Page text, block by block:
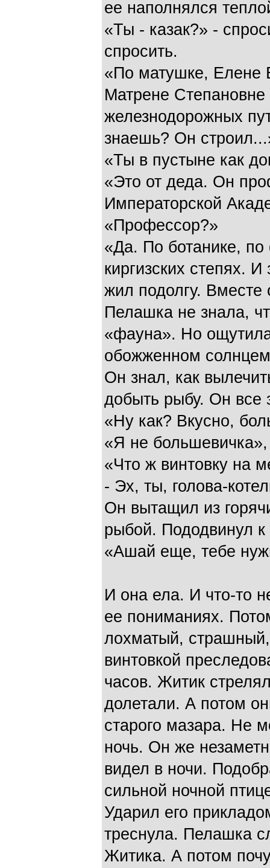
ее наполнялся
«Ты - казак?» -
спросить.
«По матушке, Елене
Матрене
железнодорожных
знаешь? Он
«Ты в пустыне как
«Это от деда. Он
Императорской
«Профессор?»
«Да. По ботанике,
киргизских степях.
жил подолгу. Вместе
Пелашка не знала,
«фауна». Но
обожженном
Он знал, как
добыть рыбу. Он все
«Ну как? Вкусно,
«Я не
«Что ж винтовку на
- Эх, ты, голова-
Он вытащил из
рыбой. Пододвинул к
«Ашай еще, тебе
И она ела. И что-то
ее пониманиях.
лохматый, страшный,
винтовкой
часов. Житик
долетали. А потом
старого мазара. Не
ночь. Он же
видел в ночи.
сильной ночной
Ударил его
треснула. Пелашка
Житика. А потом